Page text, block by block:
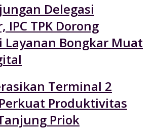
Delegasi
IPC TPK Dorong
Layanan Bongkar Muat
Terminal 2
Produktivitas
Priok